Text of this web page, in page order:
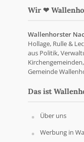
Wir ❤
Wallenhorster
Hollage, Rulle &
aus Politik,
Gemeinde
Das ist
Über uns
Werbung in